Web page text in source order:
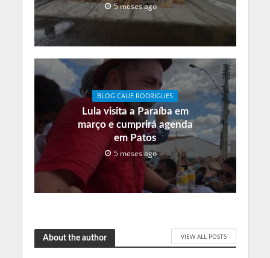
5 meses ago
BLOG CAUE RODRIGUES
Lula visita a Paraíba em
março e cumprirá agenda
em Patos
5 meses ago
About the author VIEW ALL POSTS